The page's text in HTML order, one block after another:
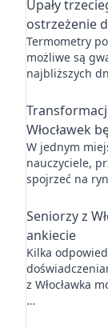
Upały
ostrzeżenie
Termometry
możliwe są
najbliższych
Włocławek
W jednym
nauczyciele,
spojrzeć na
Seniorzy z
ankiecie
Kilka
z Włocławka
…